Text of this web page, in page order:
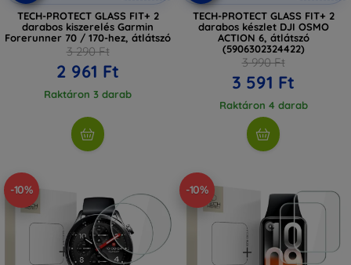
TECH-PROTECT GLASS FIT+ 2
darabos kiszerelés Garmin
Forerunner 70 / 170-hez, átlátszó
3 290 Ft
2 961 Ft
Raktáron 3 darab
TECH-PROTECT GLASS FIT+ 2
darabos készlet DJI OSMO
ACTION 6, átlátszó
(5906302324422)
3 990 Ft
3 591 Ft
Raktáron 4 darab
-10% -10%